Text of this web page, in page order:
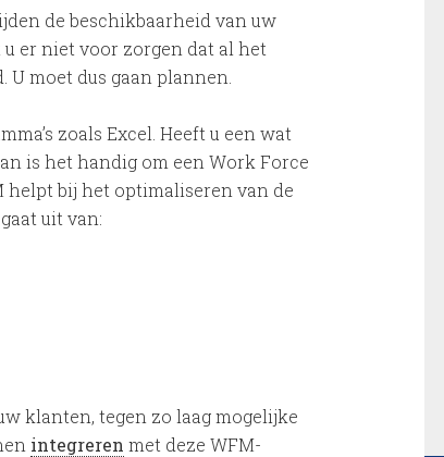
de beschikbaarheid van uw
er niet voor zorgen dat al het
moet dus gaan plannen.
zoals Excel. Heeft u een wat
is het handig om een Work Force
helpt bij het optimaliseren van de
uit van:
klanten, tegen zo laag mogelijke
integreren met deze WFM-